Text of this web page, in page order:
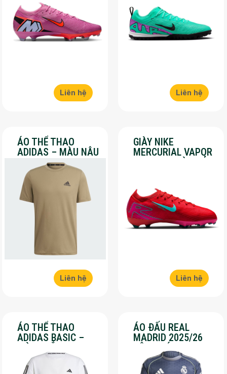
Liên hệ Liên hệ
ÁO THỂ THAO
ADIDAS – MÀU NÂU
– SALE 30%
Liên hệ
GIÀY NIKE
MERCURIAL VAPOR
16 PRO – MÀU ĐỎ –
Liên hệ
ÁO THỂ THAO
ADIDAS BASIC –
MÀU TRẮNG – SALE
70%
ÁO ĐẤU REAL
MADRID 2025/26
SÂN KHÁCH – SALE
50%